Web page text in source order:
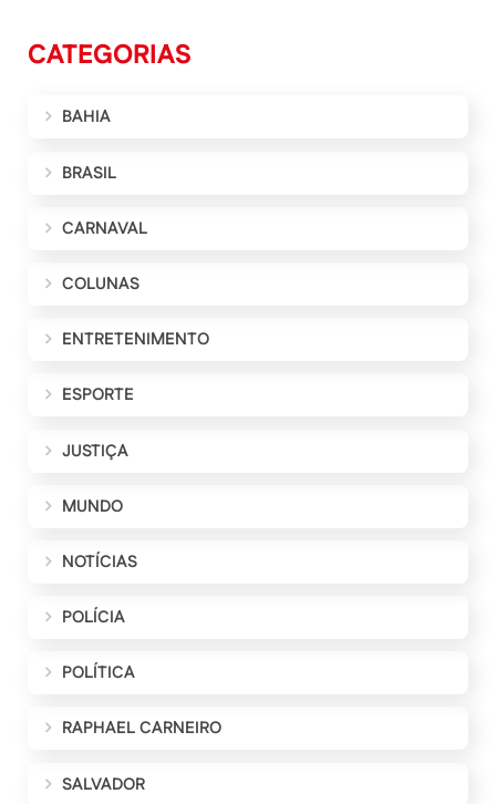
CATEGORIAS
BAHIA
BRASIL
CARNAVAL
COLUNAS
ENTRETENIMENTO
ESPORTE
JUSTIÇA
MUNDO
NOTÍCIAS
POLÍCIA
POLÍTICA
RAPHAEL CARNEIRO
SALVADOR